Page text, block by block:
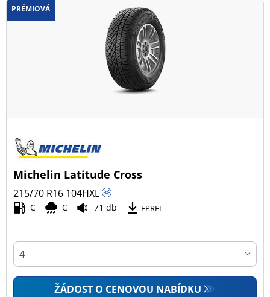
Typ pneumatiky
Všechny typy (57)
Typ vozidla
Všechny typy (57)
Osobní vůz (30)
4x4 (20)
Zemědělská technika (0)
PRÉMIOVÁ
Michelin Latitude Cross
215/70 R16 104HXL
C C 71 db EPREL
ŽÁDOST O CENOVOU NABÍDKU